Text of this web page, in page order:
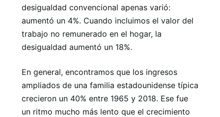
desigualdad convencional apenas varió:
aumentó un 4%. Cuando incluimos el valor del
trabajo no remunerado en el hogar, la
desigualdad aumentó un 18%.
En general, encontramos que los ingresos
ampliados de una familia estadounidense típica
crecieron un 40% entre 1965 y 2018. Ese fue
un ritmo mucho más lento que el crecimiento